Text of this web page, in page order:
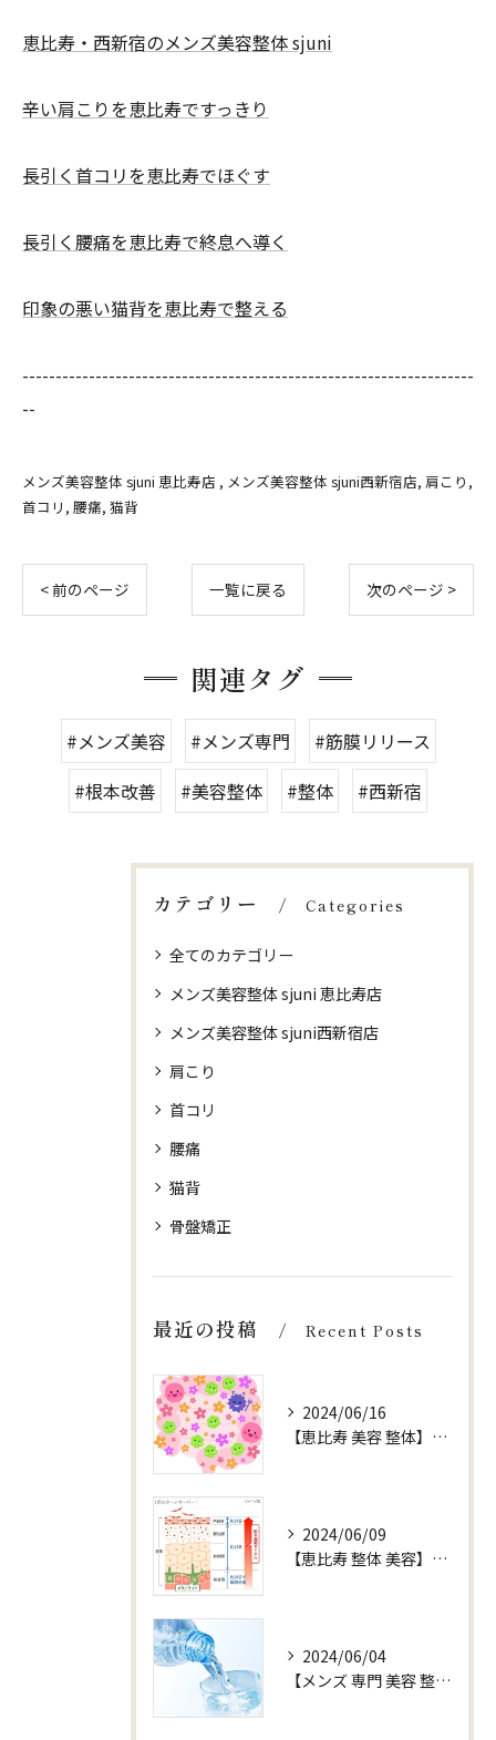
恵比寿・西新宿のメンズ美容整体 sjuni
辛い肩こりを恵比寿ですっきり
長引く首コリを恵比寿でほぐす
長引く腰痛を恵比寿で終息へ導く
印象の悪い猫背を恵比寿で整える
--------------------------------------------------------------------
--
メンズ美容整体 sjuni 恵比寿店 メンズ美容整体 sjuni西新宿店 肩こり
首コリ 腰痛 猫背
< 前のページ 一覧に戻る 次のページ >
関連タグ
#メンズ美容 #メンズ専門
#筋膜リリース
#根本改善
#美容整体 #整体 #西新宿
カテゴリー Categories
全てのカテゴリー
メンズ美容整体 sjuni 恵比寿店
メンズ美容整体 sjuni西新宿店
肩こり
首コリ
腰痛
猫背
骨盤矯正
最近の投稿 Recent Posts
2024/06/16
【恵比寿 美容 整体】【健康 腸内環境】
2024/06/09
【恵比寿 整体 美容】お水 ターンオーバー
2024/06/04
【メンズ 専門 美容 整体 sjuni】【水以外ののみものはOK?】